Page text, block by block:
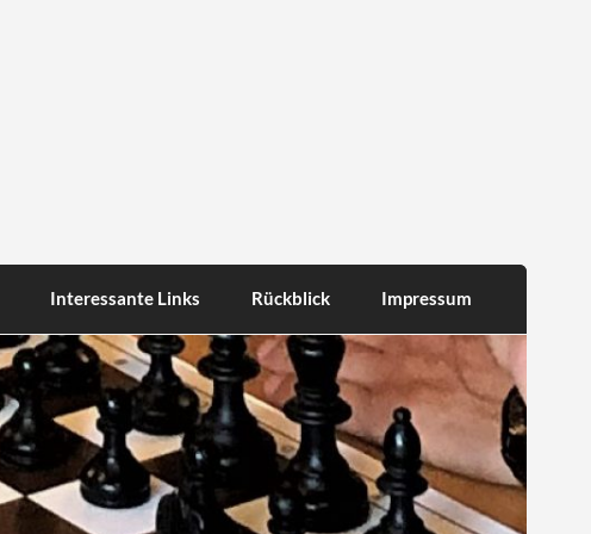
Interessante Links Rückblick Impressum